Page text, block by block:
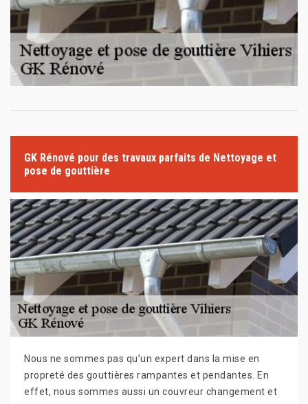
GK Rénové pour des travaux parfaits de Nettoyage et
pose de gouttière
Nous ne sommes pas qu’un expert dans la mise en
propreté des gouttières rampantes et pendantes. En
effet, nous sommes aussi un couvreur changement et